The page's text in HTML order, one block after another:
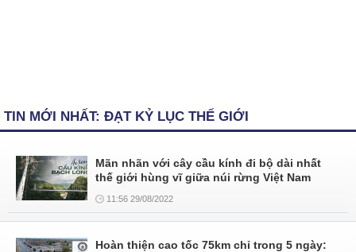
TIN MỚI NHẤT: ĐẠT KỶ LỤC THẾ GIỚI
Mãn nhãn với cây cầu kính đi bộ dài nhất
thế giới hùng vĩ giữa núi rừng Việt Nam
11:56 29/08/2022
Hoàn thiện cao tốc 75km chỉ trong 5 ngày: